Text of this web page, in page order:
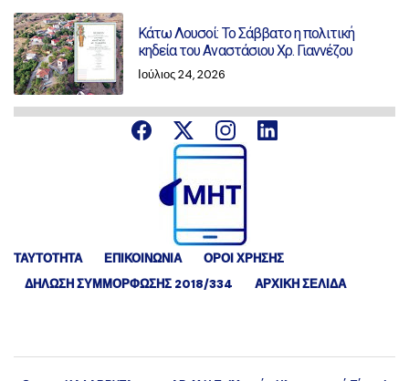
Κάτω Λουσοί: Το Σάββατο η πολιτική
κηδεία του Αναστάσιου Χρ. Γιαννέζου
Ιούλιος 24, 2026
ΤΑΥΤΟΤΗΤΑ ΕΠΙΚΟΙΝΩΝΙΑ
ΟΡΟΙ ΧΡΗΣΗΣ
ΔΉΛΩΣΗ ΣΥΜΜΌΡΦΩΣΗΣ 2018/334
ΑΡΧΙΚΗ ΣΕΛΙΔΑ